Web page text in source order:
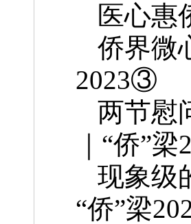
医心惠
侨界微
2023③
两节慰
｜“侨”
现象级
“侨”梁